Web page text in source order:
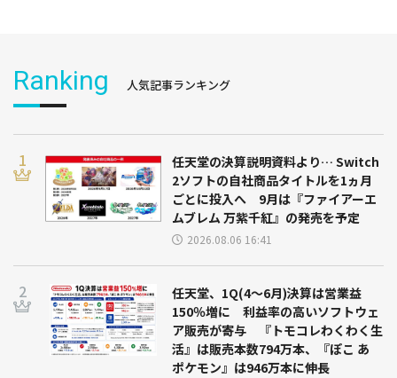
Ranking 人気記事ランキング
任天堂の決算説明資料より… Switch
2ソフトの自社商品タイトルを1ヵ月
ごとに投入へ 9月は『ファイアーエ
ムブレム 万紫千紅』の発売を予定
2026.08.06 16:41
任天堂、1Q(4～6月)決算は営業益
150％増に 利益率の高いソフトウェ
ア販売が寄与 『トモコレわくわく生
活』は販売本数794万本、『ぽこ あ
ポケモン』は946万本に伸長